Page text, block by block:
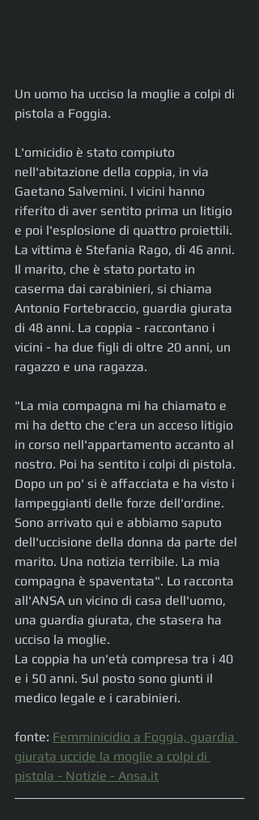
Un uomo ha ucciso la moglie a colpi di
pistola a Foggia.
L'omicidio è stato compiuto
nell'abitazione della coppia, in via
Gaetano Salvemini. I vicini hanno
riferito di aver sentito prima un litigio
e poi l'esplosione di quattro proiettili.
La vittima è Stefania Rago, di 46 anni.
Il marito, che è stato portato in
caserma dai carabinieri, si chiama
Antonio Fortebraccio, guardia giurata
di 48 anni. La coppia - raccontano i
vicini - ha due figli di oltre 20 anni, un
ragazzo e una ragazza.
"La mia compagna mi ha chiamato e
mi ha detto che c'era un acceso litigio
in corso nell'appartamento accanto al
nostro. Poi ha sentito i colpi di pistola.
Dopo un po' si è affacciata e ha visto i
lampeggianti delle forze dell'ordine.
Sono arrivato qui e abbiamo saputo
dell'uccisione della donna da parte del
marito. Una notizia terribile. La mia
compagna è spaventata". Lo racconta
all'ANSA un vicino di casa dell'uomo,
una guardia giurata, che stasera ha
ucciso la moglie.
La coppia ha un'età compresa tra i 40
e i 50 anni. Sul posto sono giunti il
medico legale e i carabinieri.
fonte: Femminicidio a Foggia, guardia
giurata uccide la moglie a colpi di
pistola - Notizie - Ansa.it